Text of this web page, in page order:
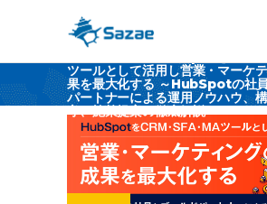
ツールとして活用し営業・マーケ
果を最大化する ～HubSpotの社
パートナーによる運用ノウハウ、
守、施策提案の徹底解説～